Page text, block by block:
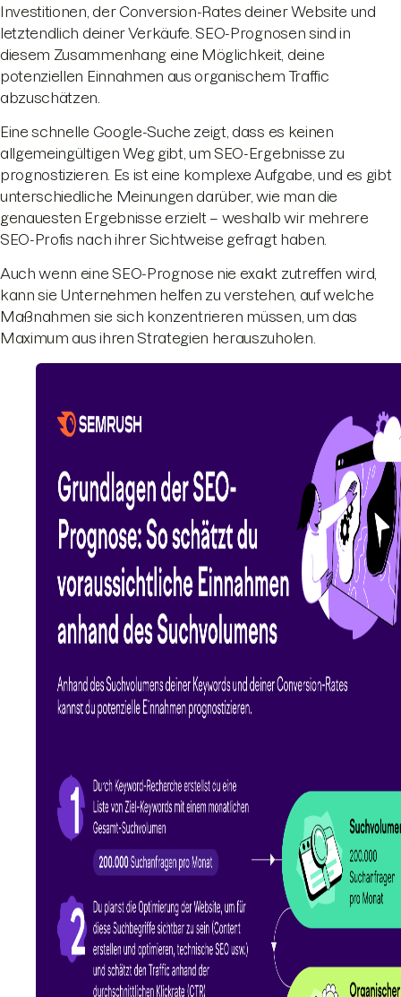
Investitionen, der Conversion-Rates deiner Website und
letztendlich deiner Verkäufe. SEO-Prognosen sind in
diesem Zusammenhang eine Möglichkeit, deine
potenziellen Einnahmen aus organischem Traffic
abzuschätzen.
Eine schnelle Google-Suche zeigt, dass es keinen
allgemeingültigen Weg gibt, um SEO-Ergebnisse zu
prognostizieren. Es ist eine komplexe Aufgabe, und es gibt
unterschiedliche Meinungen darüber, wie man die
genauesten Ergebnisse erzielt – weshalb wir mehrere
SEO-Profis nach ihrer Sichtweise gefragt haben.
Auch wenn eine SEO-Prognose nie exakt zutreffen wird,
kann sie Unternehmen helfen zu verstehen, auf welche
Maßnahmen sie sich konzentrieren müssen, um das
Maximum aus ihren Strategien herauszuholen.